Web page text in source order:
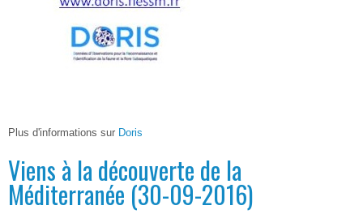
Plus d'informations sur Doris
Viens à la découverte de la
Méditerranée (30-09-2016)